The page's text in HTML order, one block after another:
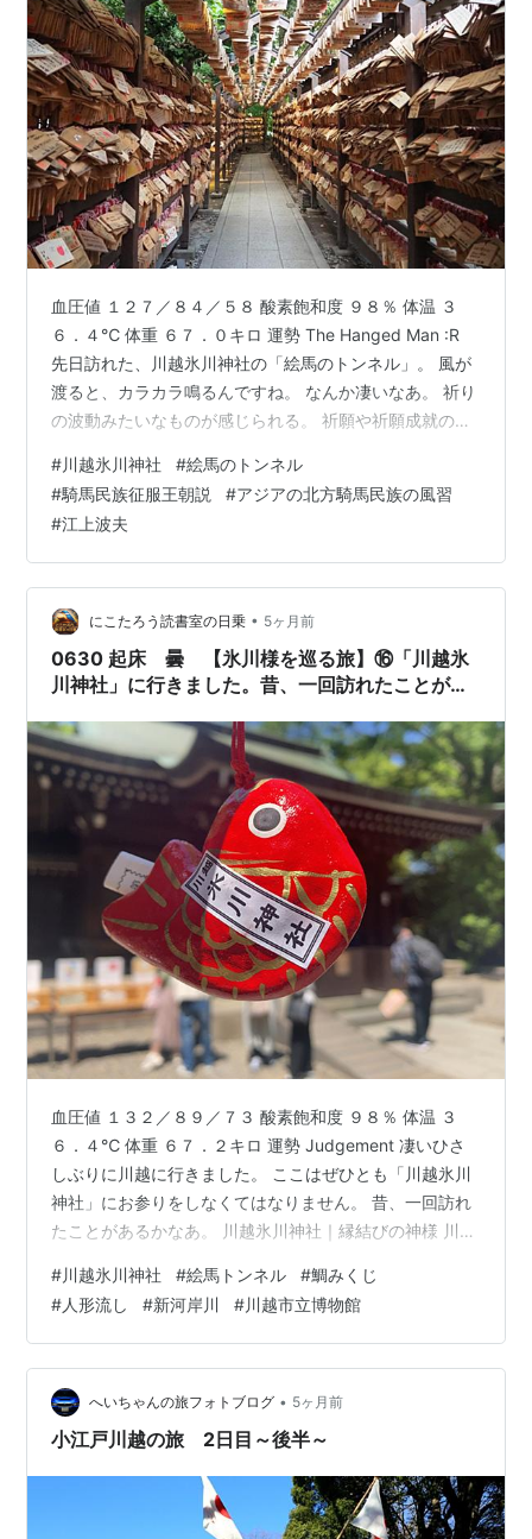
血圧値 １２７／８４／５８ 酸素飽和度 ９８％ 体温 ３
６．４℃ 体重 ６７．０キロ 運勢 The Hanged Man :R
先日訪れた、川越氷川神社の「絵馬のトンネル」。 風が
渡ると、カラカラ鳴るんですね。 なんか凄いなあ。 祈り
の波動みたいなものが感じられる。 祈願や祈願成就のお
び絵馬」「勝ち絵馬」「合格祈願絵馬」など、全１１種
類の絵馬を授かることができます。 今年は干支が午年だ
から、ちょうど良いですね。 「絵馬」を神社に奉納する
という風習は、昔、生きた馬を供犠として神にささげた
ことが起源だそうです。 白馬：晴天を祈る（止雨） 白い
雲、…
#川越氷川神社 #絵馬のトンネル
#騎馬民族征服王朝説 #アジアの北方騎馬民族の風習
#江上波夫
にこたろう読書室の日乗 • 5ヶ月前
0630 起床 曇 【氷川様を巡る旅】⑯「川越氷
川神社」に行きました。昔、一回訪れたことがあ
血圧値 １３２／８９／７３ 酸素飽和度 ９８％ 体温 ３
６．４℃ 体重 ６７．２キロ 運勢 Judgement 凄いひさ
しぶりに川越に行きました。 ここはぜひとも「川越氷川
神社」にお参りをしなくてはなりません。 昔、一回訪れ
たことがあるかなあ。 川越氷川神社｜縁結びの神様 川越
あるのです。北の端の、新河岸川のほとりですからね。
旧川越城の北側に位置します。 僕は東武東上線の川越駅
で降りるので、ここからまっすぐ北上すれば神社につき
ます。 ゆっくり歩いてみるのも良いでしょう。 東横線の
学芸大学駅からここまで、うまくすると乗りかえなしの
１本で、１時…
#川越氷川神社 #絵馬トンネル #鯛みくじ
#人形流し #新河岸川 #川越市立博物館
へいちゃんの旅フォトブログ • 5ヶ月前
小江戸川越の旅 2日目～後半～